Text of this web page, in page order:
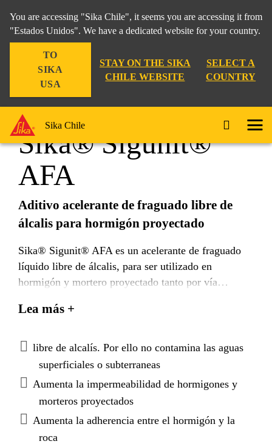
You are accessing "Sika Chile", it seems you are accessing it from
"Estados Unidos". We have a dedicated website for your country.
TO
SIKA
USA
STAY ON THE SIKA
CHILE WEBSITE
SELECT A
COUNTRY
Sika Chile
Construcción Sika® Sigunit® AFA
Sika® Sigunit®
AFA
Aditivo acelerante de fraguado libre de
álcalis para hormigón proyectado
Sika® Sigunit® AFA es un acelerante de fraguado
líquido libre de álcalis, para ser utilizado en
hormigón y mortero proyectado tanto por vía
cloruros.
Lea más +
libre de alcalís. Por ello no contamina las aguas
superficiales o subterraneas
Aumenta la impermeabilidad de hormigones y
morteros proyectados
Aumenta la adherencia entre el hormigón y la
roca